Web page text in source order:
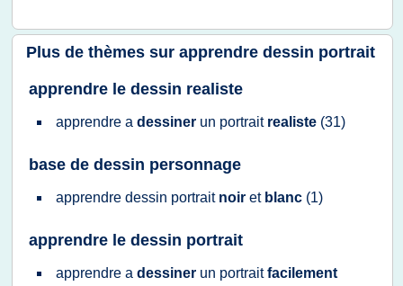
Plus de thèmes sur apprendre dessin portrait
apprendre le dessin realiste
apprendre a dessiner un portrait realiste (31)
base de dessin personnage
apprendre dessin portrait noir et blanc (1)
apprendre le dessin portrait
apprendre a dessiner un portraitfacilement